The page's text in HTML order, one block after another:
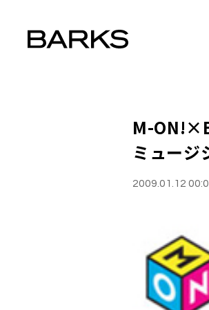
M-
ミュージ
2009.01.12